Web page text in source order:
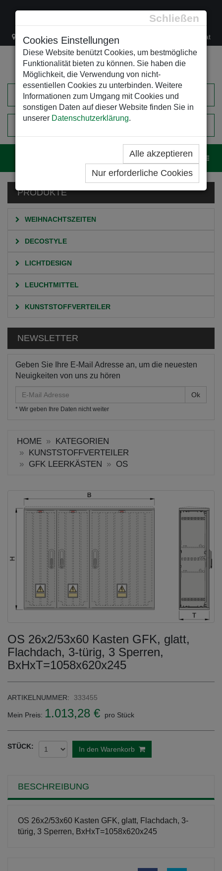
Schließen
Cookies Einstellungen
Diese Website benützt Cookies, um bestmögliche
Funktionalität bieten zu können. Sie haben die
Möglichkeit, die Verwendung von nicht-
essentiellen Cookies zu unterbinden. Weitere
Informationen zum Umgang mit Cookies und
sonstigen Daten auf dieser Website finden Sie in
unserer Datenschutzerklärung.
Alle akzeptieren
Nur erforderliche Cookies
Lacknergasse 78 +43/1/470 37 00 office@leso.at
EINKAUFSWAGEN
PRODUKTE
WEIHNACHTSZEITEN
DECOSTYLE
LICHTDESIGN
LEUCHTMITTEL
KUNSTSTOFFVERTEILER
NEWSLETTER
Geben Sie Ihre E-Mail Adresse an, um die neuesten
Neuigkeiten von uns zu hören
Mail
Adresse
* Wir geben Ihre Daten nicht weiter
HOME
KATEGORIEN
KUNSTSTOFFVERTEILER
GFK LEERKÄSTEN
OS
OS 26x2/53x60 Kasten GFK, glatt,
Flachdach, 3-türig, 3 Sperren,
BxHxT=1058x620x245
ARTIKELNUMMER: 333455
Mein Preis: 1.013,28 € pro Stück
STÜCK: In den Warenkorb
BESCHREIBUNG
OS 26x2/53x60 Kasten GFK, glatt, Flachdach, 3-
türig, 3 Sperren, BxHxT=1058x620x245